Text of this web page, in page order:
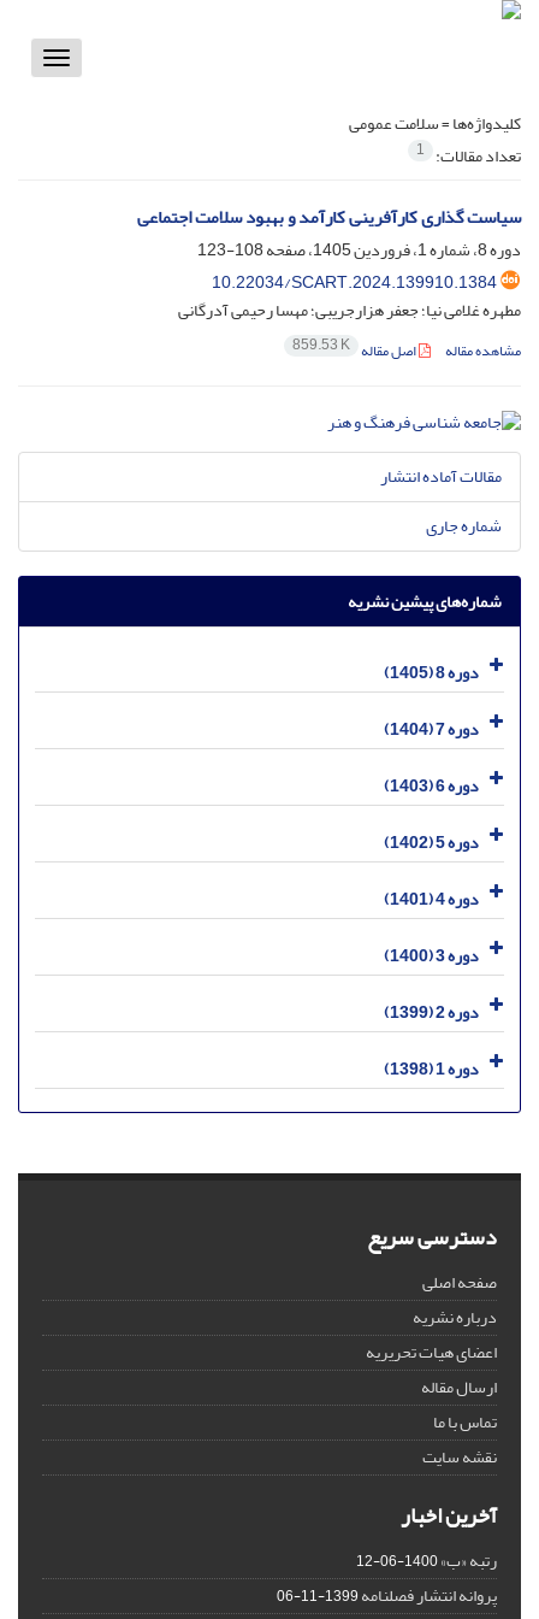
Toggle
کلیدواژه‌ها =سلامت عمومی
تعداد مقالات: 1
سیاست گذاری کارآفرینی کارآمد و بهبود سلامت اجتماعی
دوره 8، شماره 1، فروردین 1405، صفحه
108-123
10.22034/SCART.2024.139910.1384
مطهره غلامی نیا؛ جعفر هزارجریبی؛ مهسا رحیمی آدرگانی
مشاهده مقاله اصل مقاله 859.53 K
مقالات آماده انتشار
شماره جاری
شماره‌های پیشین نشریه
دوره 8 (1405)
دوره 7 (1404)
دوره 6 (1403)
دوره 5 (1402)
دوره 4 (1401)
دوره 3 (1400)
دوره 2 (1399)
دوره 1 (1398)
دسترسی سریع
صفحه اصلی
درباره نشریه
اعضای هیات تحریریه
ارسال مقاله
تماس با ما
نقشه سایت
آخرین اخبار
رتبه «ب»1400-06-12
پروانه انتشار فصلنامه1399-11-06